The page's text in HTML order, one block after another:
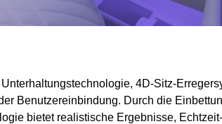
4D-Sitz-
Benutzereinbindung. Durch die
bietet realistische Ergebnisse, Echtzeit-